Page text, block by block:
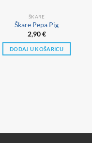
ŠKARE
Škare Pepa Pig
2,90€
DODAJ U KOŠARICU